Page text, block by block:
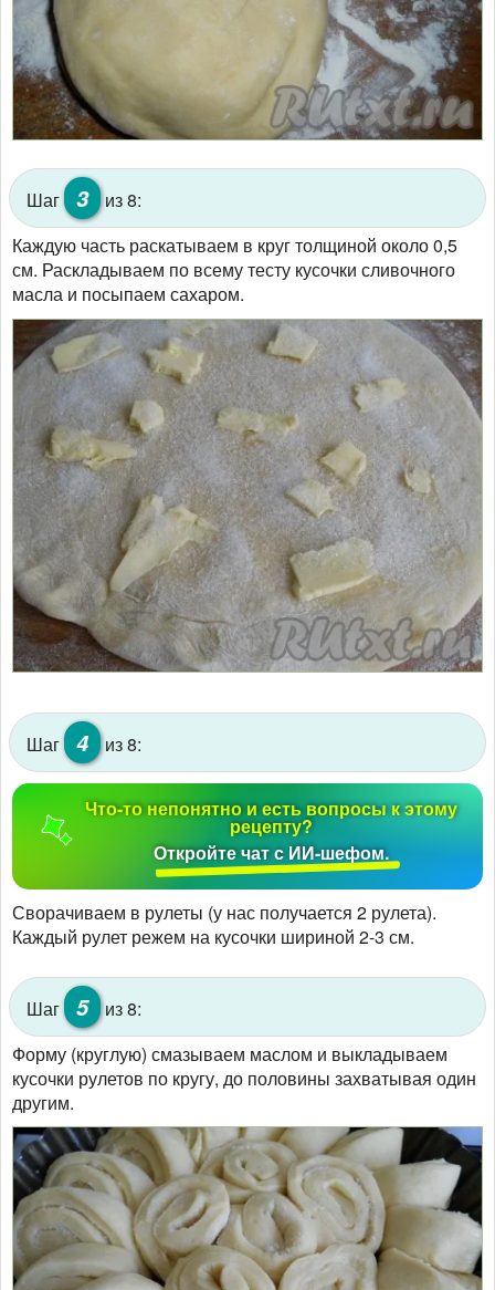
Шаг 3
из 8:
Каждую часть раскатываем в круг толщиной около 0,5
см. Раскладываем по всему тесту кусочки сливочного
масла и посыпаем сахаром.
Шаг 4 из 8:
Что-то непонятно и есть вопросы к этому
рецепту?
Откройте чат с ИИ-шефом.
Сворачиваем в рулеты (у нас получается 2 рулета).
Каждый рулет режем на кусочки шириной 2-3 см.
Шаг 5
из 8:
Форму (круглую) смазываем маслом и выкладываем
кусочки рулетов по кругу, до половины захватывая один
другим.